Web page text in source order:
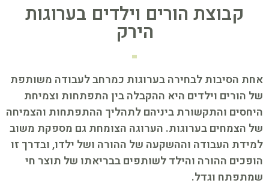
קבוצת הורים וילדים בערוגות
הירק
אחת הסיבות לבחירה בערוגות כמרחב לעבודה משותפת
של הורים וילדים היא ההקבלה בין התפתחות וצמיחת
היחסים והתקשורת ביניהם לתהליך ההתפתחות והצמיחה
של הצמחים בערוגות. הערוגה הצומחת גם מספקת משוב
למידת העבודה וההשקעה של ההורה ושל ילדו, ובדרך זו
הופכים ההורה והילד לשותפים בבריאתו של תוצר חי
שמתפתח וגדל.